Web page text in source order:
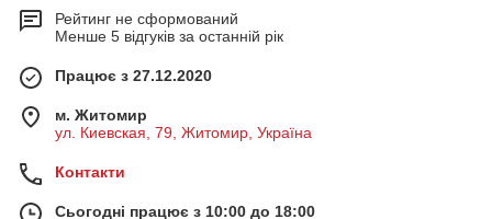
Рейтинг не сформований
Менше 5 відгуків за останній рік
Працює з 27.12.2020
м. Житомир
ул. Киевская, 79, Житомир, Україна
Контакти
Сьогодні працює з 10:00 до 18:00